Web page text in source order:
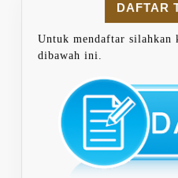
DAFTAR
Untuk mendaftar
dibawah ini.